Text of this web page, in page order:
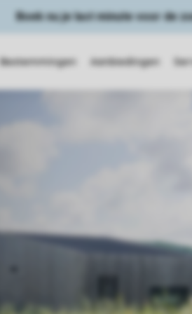
Boek nu je last minute voor de
Bestemmingen Aanbiedingen